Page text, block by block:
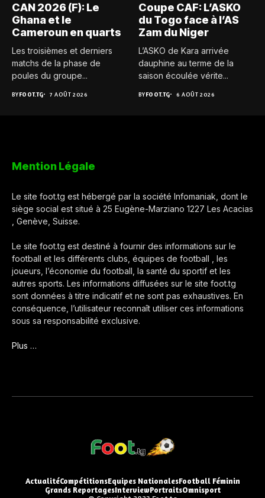
CAN 2026 (F): Le
Ghana et le
Cameroun en quarts
Les troisièmes et derniers
matchs de la phase de
poules du groupe...
BYFOOT.TG 7 AOÛT 2026
Coupe CAF: L’ASKO
du Togo face à l’AS
Zam du Niger
L’ASKO de Kara arrivée
dauphine au terme de la
saison écoulée vérite...
BYFOOT.TG 6 AOÛT 2026
Mention Légale
Le site foot.tg est hébergé par la société Infomaniak, dont le
siège social est situé à 25 Eugène-Marziano 1227 Les Acacias
, Genève, Suisse.
Le site foot.tg est destiné à fournir des informations sur le
football et les différents clubs, équipes de football , les
joueurs, l’économie du football, la santé du sportif et les
autres sports. Les informations diffusées sur le site foot.tg
sont données à titre indicatif et ne sont pas exhaustives. En
conséquence, l’utilisateur reconnaît utiliser ces informations
sous sa responsabilité exclusive.
Plus …
ActualitéCompétitionsEquipes NationalesFootball Féminin
Grands ReportagesInterviewPortraitsOmnisport